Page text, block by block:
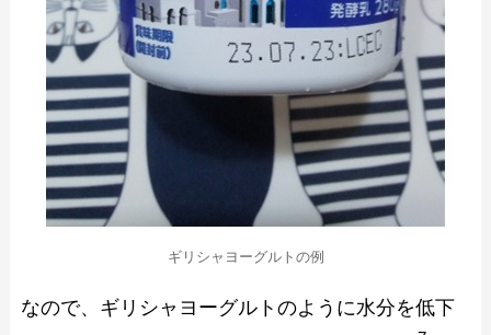
ギリシャヨーグルトの例
なので、ギリシャヨーグルトのように水分を低下